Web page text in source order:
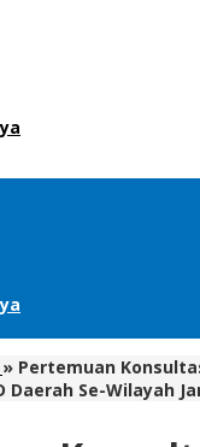
» Pertemuan
Daerah Se-Wilayah